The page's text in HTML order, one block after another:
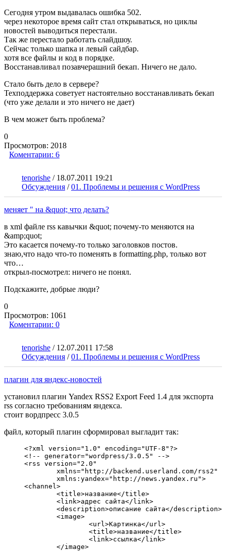
Сегодня утром выдавалась ошибка 502.
через некоторое время сайт стал открываться, но циклы
новостей выводиться перестали.
Так же перестало работать слайдшоу.
Сейчас только шапка и левый сайдбар.
хотя все файлы и код в порядке.
Восстанавливал позавчерашний бекап. Ничего не дало.
Стало быть дело в сервере?
Техподдержка советует настоятельно восстанавливать бекап
(что уже делали и это ничего не дает)
В чем может быть проблема?
0
Просмотров: 2018
Коментарии: 6
tenorishe / 18.07.2011 19:21
Обсуждения /01. Проблемы и решения с WordPress
меняет " на &quot; что делать?
в xml файле rss кавычки &quot; почему-то меняются на
&amp;quot;
Это касается почему-то только заголовков постов.
знаю,что надо что-то поменять в formatting.php, только вот
что…
открыл-посмотрел: ничего не понял.
Подскажите, добрые люди?
0
Просмотров: 1061
Коментарии: 0
tenorishe / 12.07.2011 17:58
Обсуждения /01. Проблемы и решения с WordPress
плагин для яндекс-новостей
установил плагин Yandex RSS2 Export Feed 1.4 для экспорта
rss согласно требованиям яндекса.
стоит вордпресс 3.0.5
файл, который плагин сформировал выгладит так:
<?xml version="1.0" encoding="UTF-8"?>
<!-- generator="wordpress/3.0.5" -->
<rss version="2.0"
	xmlns="http://backend.userland.com/rss2"
	xmlns:yandex="http://news.yandex.ru">
<channel>
	<title>название</title>
	<link>адрес сайта</link>
	<description>описание сайта</description>
	<image>
		<url>Картинка</url>
		<title>название</title>
		<link>ссылка</link>
	</image>